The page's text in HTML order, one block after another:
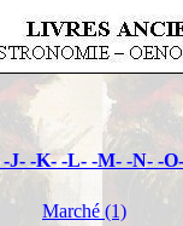
-J- -K--L- -M- -N- -
Marché (1)